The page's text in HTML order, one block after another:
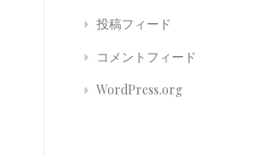
投稿フィード
コメントフィード
WordPress.org